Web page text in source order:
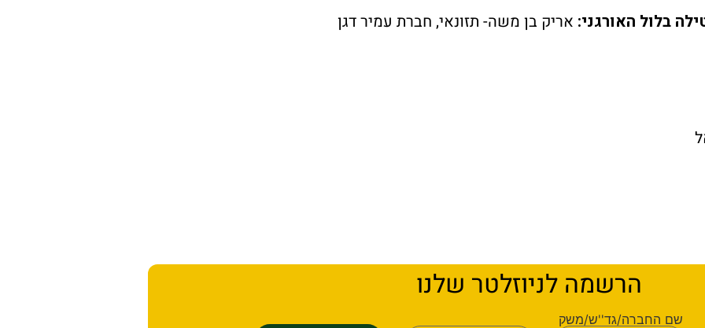
בלול האורגני: אריק בן משה- תזונאי, חברת עמיר דגן
הרשמה לניוזלטר שלנו
שם החברה/גד''ש/משק